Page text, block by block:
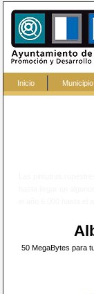
Inicio Municipio
50 MegaBytes para